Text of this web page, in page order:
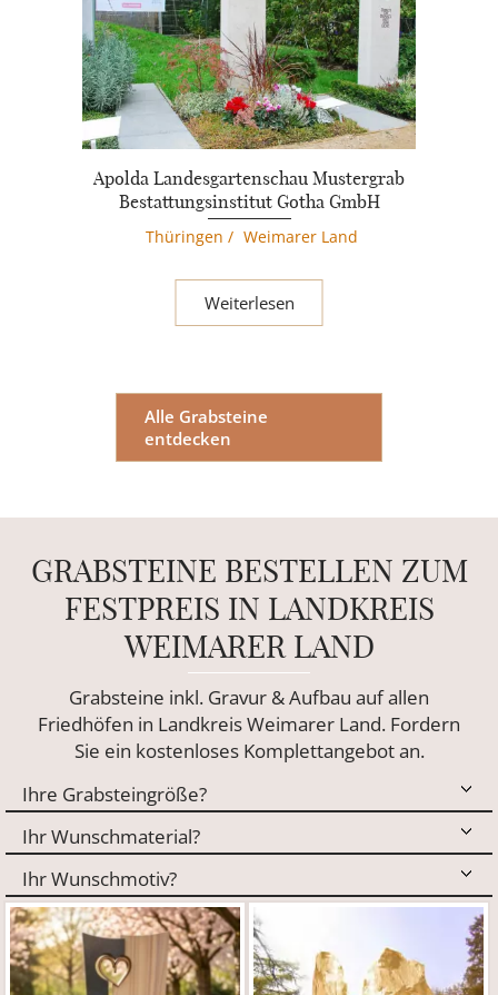
Apolda Landesgartenschau Mustergrab
Bestattungsinstitut Gotha GmbH
Thüringen / Weimarer Land
Weiterlesen
Alle Grabsteine
entdecken
GRABSTEINE BESTELLEN ZUM
FESTPREIS IN LANDKREIS
WEIMARER LAND
Grabsteine inkl. Gravur & Aufbau auf allen
Friedhöfen in Landkreis Weimarer Land. Fordern
Sie ein kostenloses Komplettangebot an.